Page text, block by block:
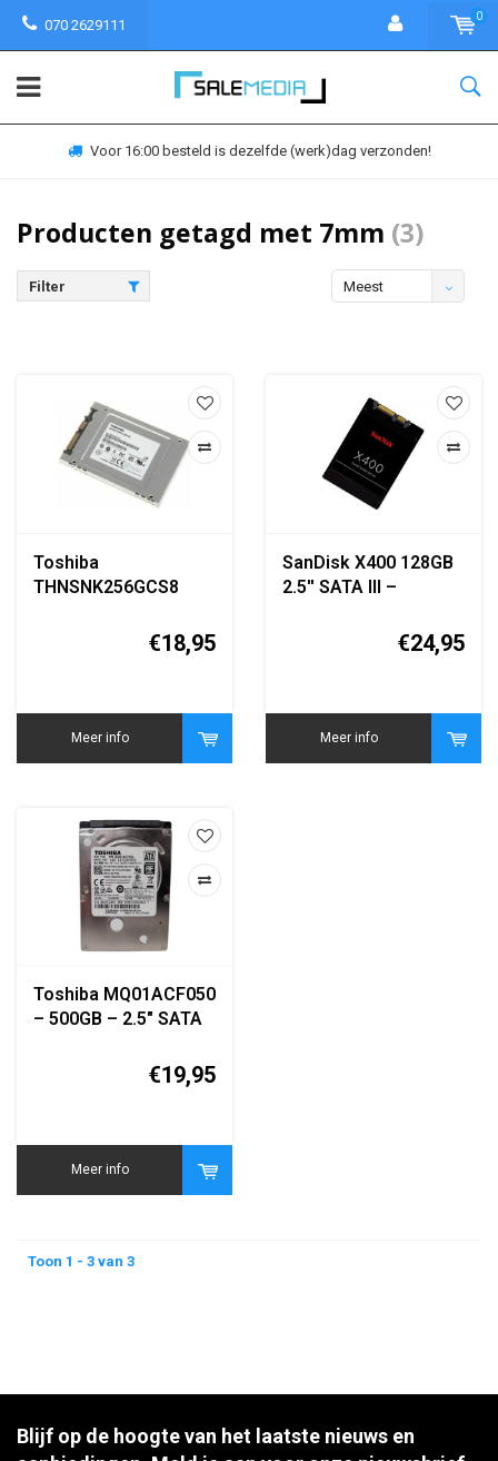
070 2629111
0
Voor 16:00 besteld is dezelfde (werk)dag verzonden!
Producten getagd met 7mm (3)
Filter
Meest
Toshiba
THNSNK256GCS8
€18,95
Meer info
SanDisk X400 128GB
2.5'' SATA III –
€24,95
Meer info
Toshiba MQ01ACF050
– 500GB – 2.5" SATA
RPM – 16MB cache
€19,95
Meer info
Toon 1 - 3 van 3
Blijf op de hoogte van het laatste nieuws en